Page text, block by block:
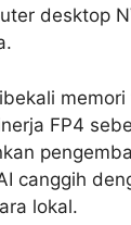
desktop
FP4
canggih
lokal.